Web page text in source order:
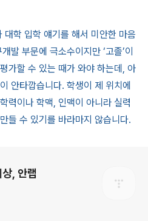
학 입학 얘기를 해서 미안한 마음
발 부문에 극소수이지만 ‘고졸’이
가할 수 있는 때가 와야 하는데, 아
안타깝습니다. 학생이 제 위치에
력이나 학맥, 인맥이 아니라 실력
들 수 있기를 바라마지 않습니다.
, 안랩